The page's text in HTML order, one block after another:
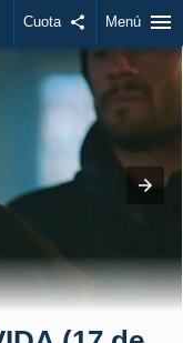
Cuota share Menú menu